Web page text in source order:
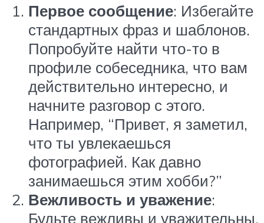
Первое сообщение: Избегайте
стандартных фраз и шаблонов.
Попробуйте найти что-то в
профиле собеседника, что вам
действительно интересно, и
начните разговор с этого.
Например, “Привет, я заметил,
что ты увлекаешься
фотографией. Как давно
занимаешься этим хобби?”
Вежливость и уважение:
Будьте вежливы и уважительны.